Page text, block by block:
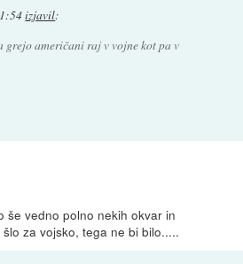
izjavil:
grejo američani raj v vojne kot pa v
še vedno polno nekih okvar in
za vojsko, tega ne bi bilo.....